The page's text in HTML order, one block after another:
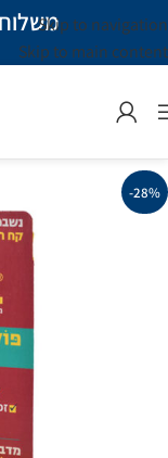
Skip to navigation
Skip to main content
משלוח
-28%